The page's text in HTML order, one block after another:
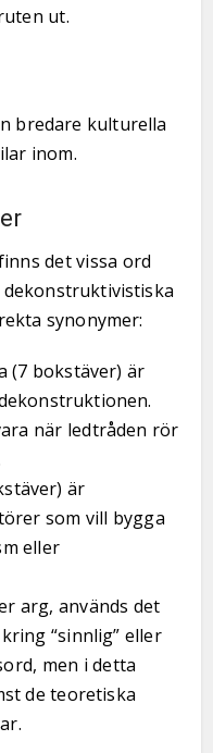
ut.
bredare kulturella
inom.
det vissa ord
dekonstruktivistiska
synonymer:
(7 bokstäver) är
när ledtråden rör
är
som vill bygga
eller
arg, används det
“sinnlig” eller
men i detta
de teoretiska